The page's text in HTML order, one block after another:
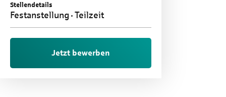
Stellendetails
Festanstellung Teilzeit
Jetzt bewerben